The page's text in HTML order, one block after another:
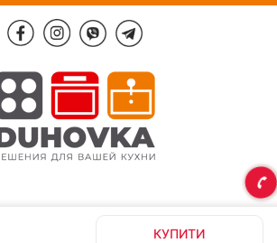
КУПИТИ